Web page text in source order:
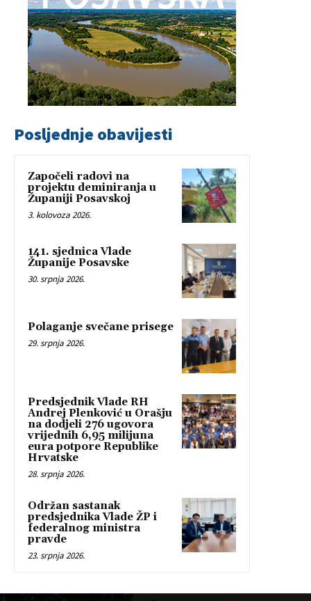
Posljednje obavijesti
Započeli radovi na
projektu deminiranja u
Županiji Posavskoj
3. kolovoza 2026.
141. sjednica Vlade
Županije Posavske
30. srpnja 2026.
Polaganje svečane prisege
29. srpnja 2026.
Predsjednik Vlade RH
Andrej Plenković u Orašju
na dodjeli 276 ugovora
vrijednih 6,95 milijuna
eura potpore Republike
Hrvatske
28. srpnja 2026.
Održan sastanak
predsjednika Vlade ŽP i
federalnog ministra
pravde
23. srpnja 2026.